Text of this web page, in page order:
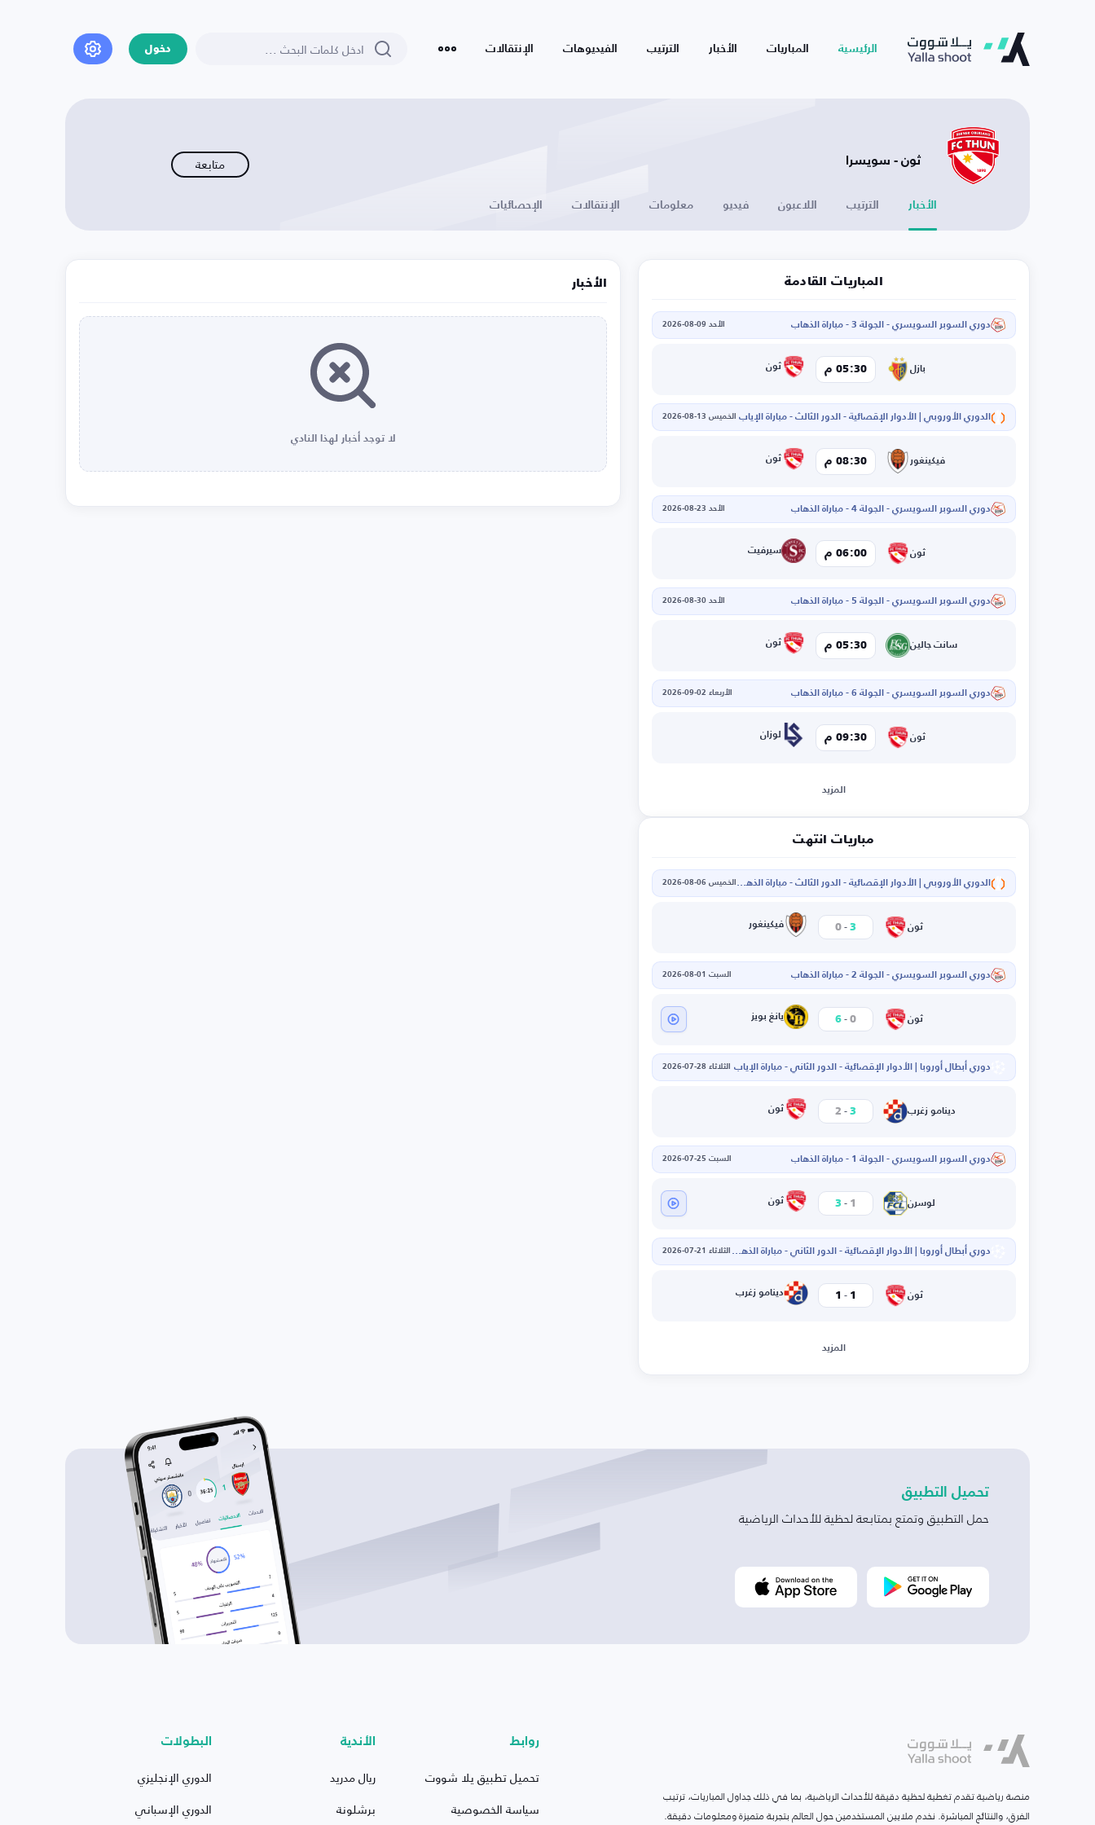
الرئيسية المباريات الأخبار الترتيب الفيديوهات الإنتقالات دخول
ثون - سويسرا متابعة
الأخبار الترتيب اللاعبون فيديو معلومات الإنتقالات الإحصائيات
المباريات القادمة
دوري السوبر السويسري - الجولة 3 - مباراة الذهاب الأحد 09-08-2026
بازل 05:30 م ثون
الدوري الأوروبي | الأدوار الإقصائية - الدور الثالث - مباراة الإياب الخميس 13-08-2026
فيكينغور 08:30 م ثون
دوري السوبر السويسري - الجولة 4 - مباراة الذهاب الأحد 23-08-2026
ثون 06:00 م سيرفيت
دوري السوبر السويسري - الجولة 5 - مباراة الذهاب الأحد 30-08-2026
سانت جالين 05:30 م ثون
دوري السوبر السويسري - الجولة 6 - مباراة الذهاب الأربعاء 02-09-2026
ثون 09:30 م لوزان
المزيد
مباريات انتهت
الدوري الأوروبي | الأدوار الإقصائية - الدور الثالث - مباراة الذهاب الخميس 06-08-2026
ثون 3
-
0 فيكينغور
دوري السوبر السويسري - الجولة 2 - مباراة الذهاب السبت 01-08-2026
ثون 0
-
6 يانغ بويز
دوري أبطال أوروبا | الأدوار الإقصائية - الدور الثاني - مباراة الإياب الثلاثاء 28-07-2026
دينامو زغرب 3
-
2 ثون
دوري السوبر السويسري - الجولة 1 - مباراة الذهاب السبت 25-07-2026
لوسرن 1
-
3 ثون
دوري أبطال أوروبا | الأدوار الإقصائية - الدور الثاني - مباراة الذهاب الثلاثاء 21-07-2026
ثون 1
-
1 دينامو زغرب
المزيد
الأخبار
لا توجد أخبار لهذا النادي
تحميل التطبيق
حمل التطبيق وتمتع بمتابعة لحظية للأحداث الرياضية
منصة رياضية تقدم تغطية لحظية دقيقة للأحداث الرياضية، بما في ذلك جداول المباريات، ترتيب
الفرق، والنتائج المباشرة. نخدم ملايين المستخدمين حول العالم بتجربة متميزة ومعلومات دقيقة.
روابط
تحميل تطبيق يلا شووت
سياسة الخصوصية
الأندية
ريال مدريد
برشلونة
البطولات
الدوري الإنجليزي
الدوري الإسباني